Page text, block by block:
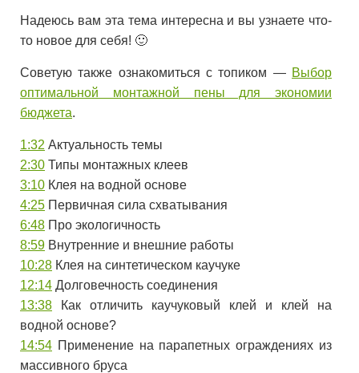
Надеюсь вам эта тема интересна и вы узнаете что-
то новое для себя! 🙂
Советую также ознакомиться с топиком — Выбор
оптимальной монтажной пены для экономии
бюджета.
1:32 Актуальность темы
2:30 Типы монтажных клеев
3:10 Клея на водной основе
4:25 Первичная сила схватывания
6:48 Про экологичность
8:59 Внутренние и внешние работы
10:28 Клея на синтетическом каучуке
12:14 Долговечность соединения
13:38 Как отличить каучуковый клей и клей на
водной основе?
14:54 Применение на парапетных ограждениях из
массивного бруса